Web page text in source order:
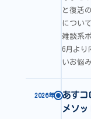
と復活
につい
雑談系
6月より
いお悩
2026年
あすコ
メソ